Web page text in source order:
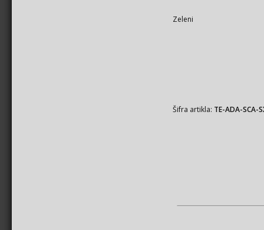
Zeleni
Šifra artikla: TE-ADA-SCA-